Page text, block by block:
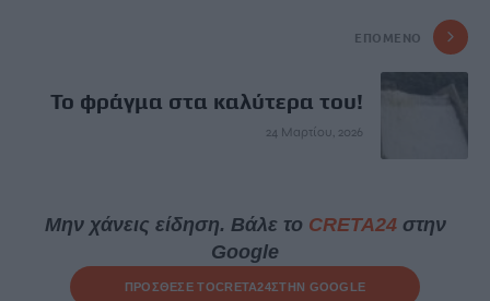
ΕΠΌΜΕΝΟ
Το φράγμα στα καλύτερα του!
24 Μαρτίου, 2026
Μην χάνεις είδηση. Βάλε το CRETA24στην
Google
ΠΡΟΣΘΕΣΕ ΤΟCRETA24ΣΤΗΝ GOOGLE